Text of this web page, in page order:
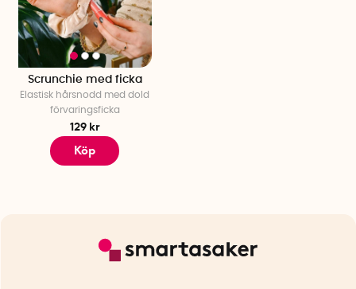
Scrunchie med ficka
Elastisk hårsnodd med dold
förvaringsficka
129 kr
Köp